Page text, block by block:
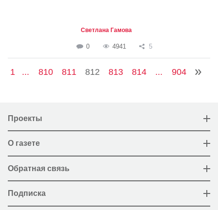
Светлана Гамова
0 4941 5
1 ... 810 811 812 813 814 ... 904
Проекты
О газете
Обратная связь
Подписка